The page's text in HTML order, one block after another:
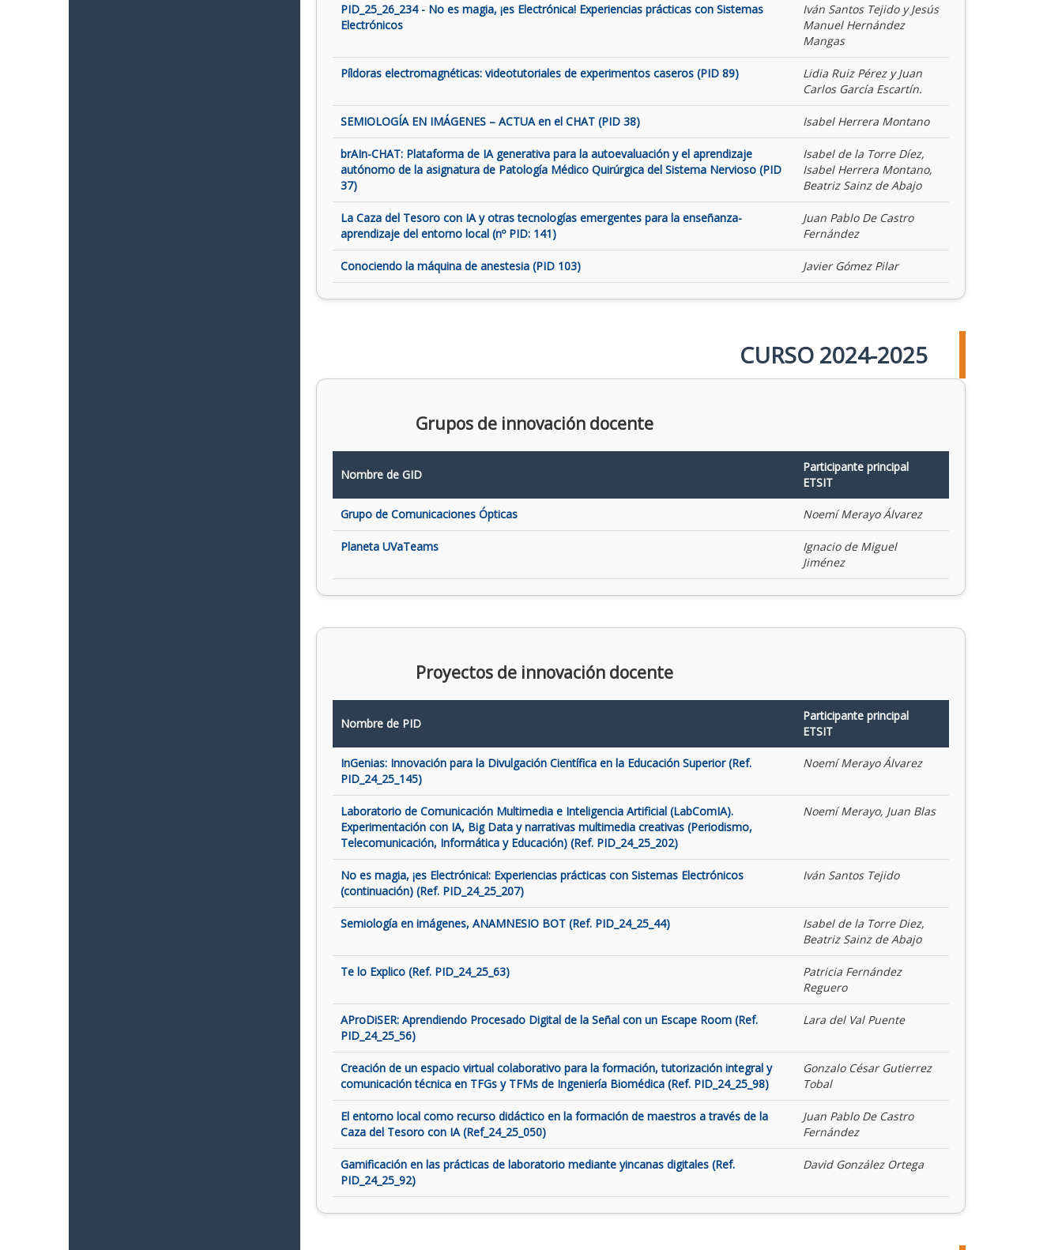
PID_25_26_234 - No es magia, ¡es Electrónica! Experiencias prácticas con Sistemas
Electrónicos
Iván Santos Tejido y Jesús
Manuel Hernández
Mangas
Píldoras electromagnéticas: videotutoriales de experimentos caseros (PID 89)
Lidia Ruiz Pérez y Juan
Carlos García Escartín.
SEMIOLOGÍA EN IMÁGENES – ACTUA en el CHAT (PID 38) Isabel Herrera Montano
brAIn-CHAT: Plataforma de IA generativa para la autoevaluación y el aprendizaje
autónomo de la asignatura de Patología Médico Quirúrgica del Sistema Nervioso (PID
37)
Isabel de la Torre Díez,
Isabel Herrera Montano,
Beatriz Sainz de Abajo
La Caza del Tesoro con IA y otras tecnologías emergentes para la enseñanza-
aprendizaje del entorno local (nº PID: 141)
Juan Pablo De Castro
Fernández
Conociendo la máquina de anestesia (PID 103) Javier Gómez Pilar
CURSO 2024-2025
Grupos de innovación docente
Nombre de GID
Participante principal
ETSIT
Grupo de Comunicaciones Ópticas Noemí Merayo Álvarez
Planeta UVaTeams
Ignacio de Miguel
Jiménez
Proyectos de innovación docente
Nombre de PID
Participante principal
ETSIT
InGenias: Innovación para la Divulgación Científica en la Educación Superior (Ref.
PID_24_25_145)
Noemí Merayo Álvarez
Laboratorio de Comunicación Multimedia e Inteligencia Artificial (LabComIA).
Experimentación con IA, Big Data y narrativas multimedia creativas (Periodismo,
Telecomunicación, Informática y Educación) (Ref. PID_24_25_202)
Noemí Merayo, Juan Blas
No es magia, ¡es Electrónica!: Experiencias prácticas con Sistemas Electrónicos
(continuación) (Ref. PID_24_25_207)
Iván Santos Tejido
Semiología en imágenes, ANAMNESIO BOT (Ref. PID_24_25_44)
Isabel de la Torre Diez,
Beatriz Sainz de Abajo
Te lo Explico (Ref. PID_24_25_63)
Patricia Fernández
Reguero
AProDiSER: Aprendiendo Procesado Digital de la Señal con un Escape Room (Ref.
PID_24_25_56)
Lara del Val Puente
Creación de un espacio virtual colaborativo para la formación, tutorización integral y
comunicación técnica en TFGs y TFMs de Ingeniería Biomédica (Ref. PID_24_25_98)
Gonzalo César Gutierrez
Tobal
El entorno local como recurso didáctico en la formación de maestros a través de la
Caza del Tesoro con IA (Ref_24_25_050)
Juan Pablo De Castro
Fernández
Gamificación en las prácticas de laboratorio mediante yincanas digitales (Ref.
PID_24_25_92)
David González Ortega